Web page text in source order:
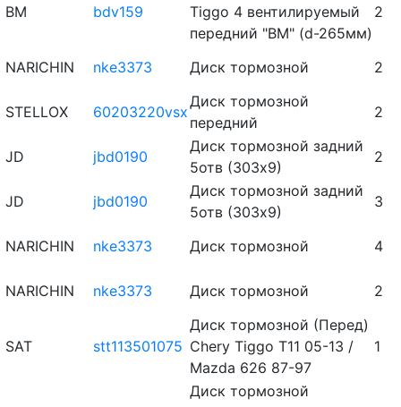
BM bdv159
Tiggo 4 вентилируемый
передний "BM" (d-265мм)
2
NARICHIN nke3373 Диск тормозной 2
STELLOX 60203220vsx
Диск тормозной
передний
2
JD jbd0190
Диск тормозной задний
5отв (303х9)
2
JD jbd0190
Диск тормозной задний
5отв (303х9)
3
NARICHIN nke3373 Диск тормозной 4
NARICHIN nke3373 Диск тормозной 2
SAT stt113501075
Диск тормозной (Перед)
Chery Tiggo T11 05-13 /
Mazda 626 87-97
1
Диск тормозной